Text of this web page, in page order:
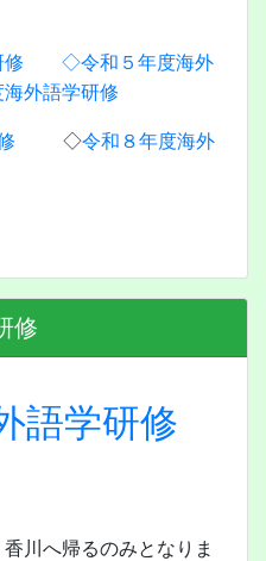
◇令和５年度海外
外語学研修
◇令和８年度海外
修
語学研修
川へ帰るのみとなりま